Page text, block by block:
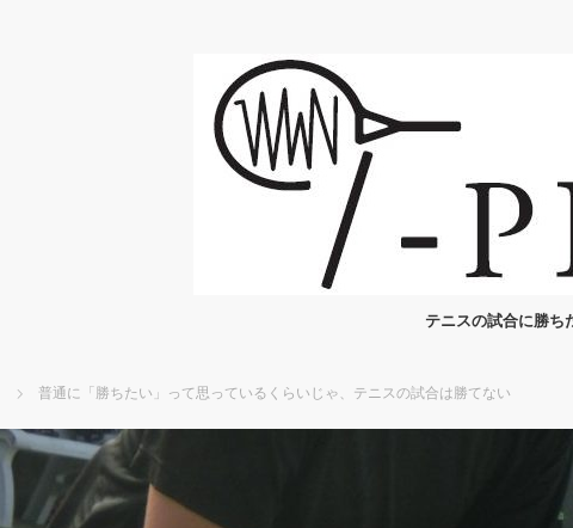
テニスの試合に勝ち
普通に「勝ちたい」って思っているくらいじゃ、テニスの試合は勝てない